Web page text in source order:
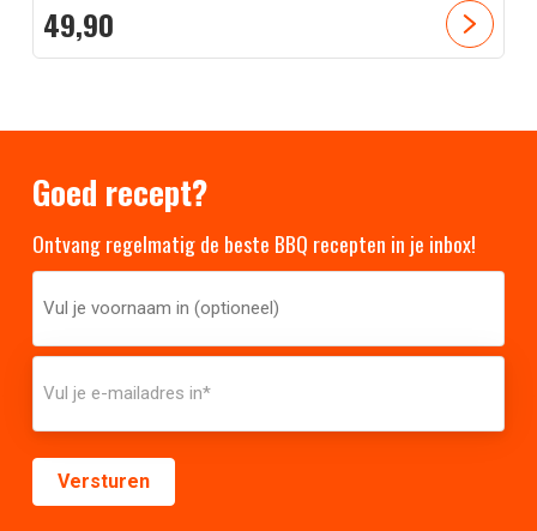
49,90
Goed recept?
Ontvang regelmatig de beste BBQ recepten in je inbox!